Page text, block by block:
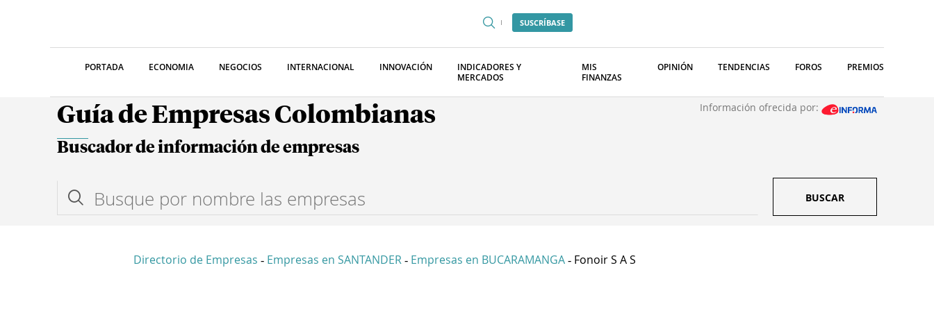
SUSCRÍBASE
PORTADA ECONOMIA NEGOCIOS INTERNACIONAL INNOVACIÓN
INDICADORES Y
MERCADOS
MIS
FINANZAS
OPINIÓN TENDENCIAS FOROS PREMIOS
Guía de Empresas Colombianas Información ofrecida por:
Buscador de información de empresas
BUSCAR
Directorio de Empresas - Empresas en SANTANDER - Empresas en BUCARAMANGA - Fonoir S A S